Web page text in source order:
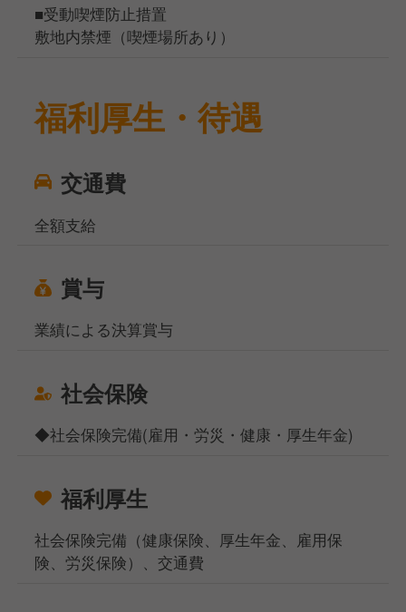
■受動喫煙防止措置
敷地内禁煙（喫煙場所あり）
福利厚生・待遇
交通費
全額支給
賞与
業績による決算賞与
社会保険
◆社会保険完備(雇用・労災・健康・厚生年金)
福利厚生
社会保険完備（健康保険、厚生年金、雇用保
険、労災保険）、交通費